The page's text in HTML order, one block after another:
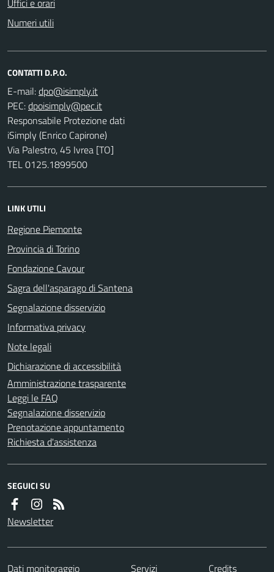
Numeri utili
CONTATTI D.P.O.
E-mail:
PEC:
Responsabile Protezione dati
iSimply (Enrico Capirone)
Via Palestro, 45 Ivrea [TO]
TEL 0125.1899500
LINK UTILI
Regione Piemonte
Provincia di Torino
Fondazione Cavour
Sagra dell'asparago di Santena
Segnalazione disservizio
Informativa privacy
Note legali
Dichiarazione di accessibilità
Amministrazione trasparente
Leggi le FAQ
Segnalazione disservizio
Prenotazione appuntamento
Richiesta d'assistenza
SEGUICI SU
Newsletter
Dati monitoraggio Servizi Credits